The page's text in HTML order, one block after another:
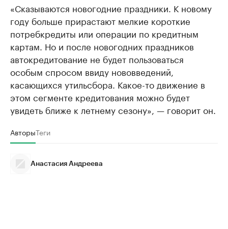
«Сказываются новогодние праздники. К новому
году больше прирастают мелкие короткие
потребкредиты или операции по кредитным
картам. Но и после новогодних праздников
автокредитование не будет пользоваться
особым спросом ввиду нововведений,
касающихся утильсбора. Какое-то движение в
этом сегменте кредитования можно будет
увидеть ближе к летнему сезону», — говорит он.
АвторыТеги
Анастасия Андреева